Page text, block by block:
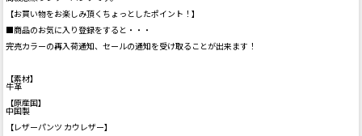
【お買い物をお楽しみ頂くちょっとしたポイント！】
■商品のお気に入り登録をすると・・・
完売カラーの再入荷通知、セールの通知を受け取ることが出来ます！
【素材】
牛革
【原産国】
中国製
【レザーパンツ カウレザー】